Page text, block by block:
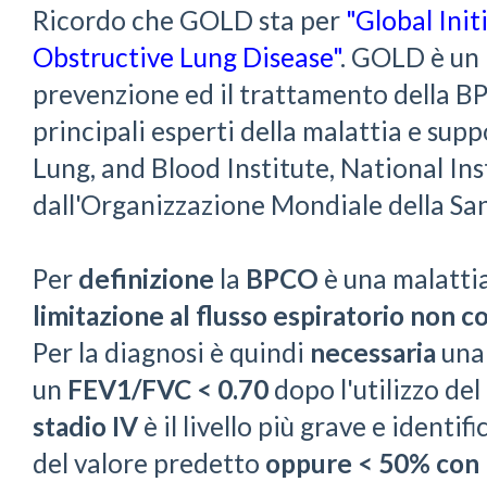
Ricordo che GOLD sta per "Global
Obstructive Lung Disease". GOLD è
prevenzione ed il trattamento della
principali esperti della malattia e
Lung, and Blood Institute, National
dall'Organizzazione Mondiale della
Per definizione la BPCO è una
limitazione al flusso espiratorio non
Per la diagnosi è quindi necessaria
un FEV1/FVC < 0.70 dopo l'utilizzo
stadio IV è il livello più grave e
del valore predetto oppure < 50%